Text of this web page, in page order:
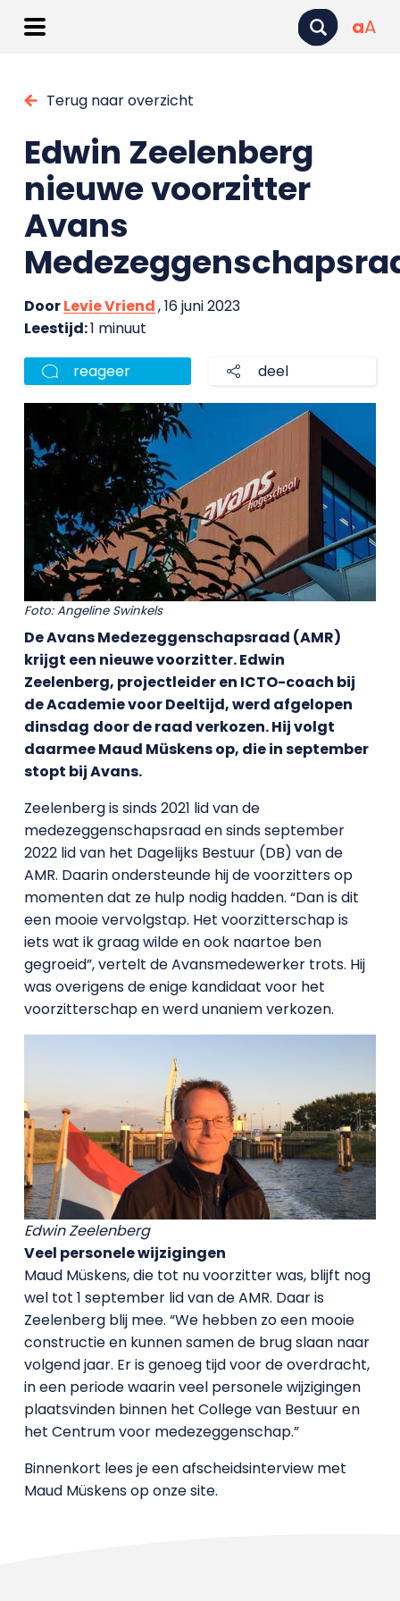
aA
Terug naar overzicht
Edwin Zeelenberg
nieuwe voorzitter
Avans
DoorLevie Vriend, 16 juni 2023
Leestijd:1 minuut
reageer deel
Foto: Angeline Swinkels
De Avans Medezeggenschapsraad (AMR)
krijgt een nieuwe voorzitter. Edwin
Zeelenberg, projectleider en ICTO-coach bij
de Academie voor Deeltijd, werd afgelopen
dinsdag door de raad verkozen. Hij volgt
daarmee Maud Müskens op, die in september
stopt bij Avans.
Zeelenberg is sinds 2021 lid van de
medezeggenschapsraad en sinds september
2022 lid van het Dagelijks Bestuur (DB) van de
AMR. Daarin ondersteunde hij de voorzitters op
momenten dat ze hulp nodig hadden. “Dan is dit
een mooie vervolgstap. Het voorzitterschap is
iets wat ik graag wilde en ook naartoe ben
gegroeid”, vertelt de Avansmedewerker trots. Hij
was overigens de enige kandidaat voor het
voorzitterschap en werd unaniem verkozen.
Edwin Zeelenberg
Veel personele wijzigingen
Maud Müskens, die tot nu voorzitter was, blijft nog
wel tot 1 september lid van de AMR. Daar is
Zeelenberg blij mee. “We hebben zo een mooie
constructie en kunnen samen de brug slaan naar
volgend jaar. Er is genoeg tijd voor de overdracht,
in een periode waarin veel personele wijzigingen
plaatsvinden binnen het College van Bestuur en
het Centrum voor medezeggenschap.”
Binnenkort lees je een afscheidsinterview met
Maud Müskens op onze site.